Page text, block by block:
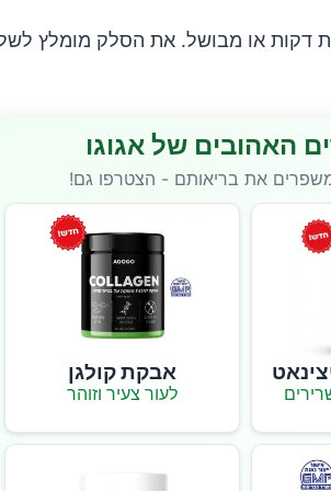
דקות או מבושל. את הסלק מומלץ
האהובים של אגוגו
את בריאותם - הצטרפו גם!
אבקת קולגן
לעור צעיר וזוהר